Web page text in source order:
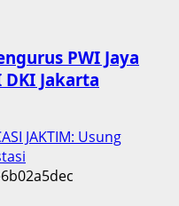
PWI Jaya
Jakarta
JAKTIM: Usung